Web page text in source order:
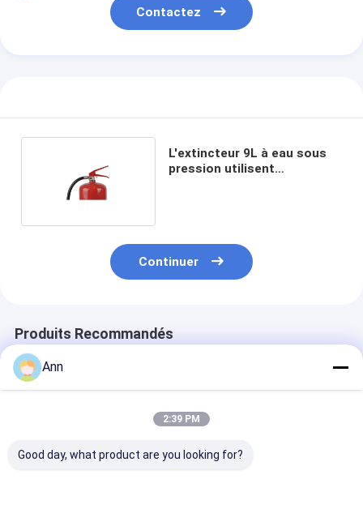
Contactez
L'extincteur 9L à eau sous
pression utilisent
Continuer
Produits Recommandés
Ann
2:39 PM
Good day, what product are you looking for?